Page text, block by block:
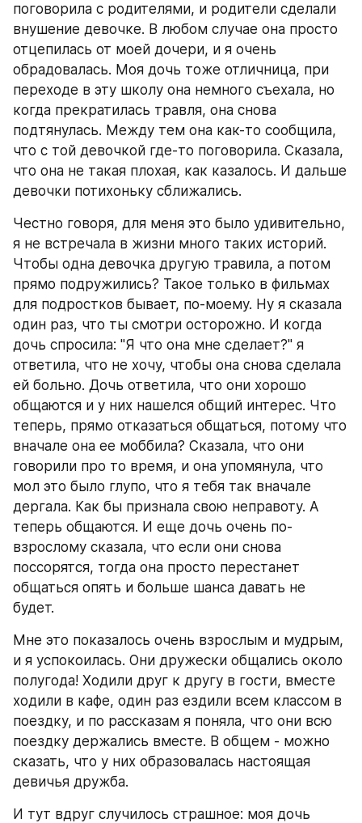
поговорила с родителями, и родители сделали
внушение девочке. В любом случае она просто
отцепилась от моей дочери, и я очень
обрадовалась. Моя дочь тоже отличница, при
переходе в эту школу она немного съехала, но
когда прекратилась травля, она снова
подтянулась. Между тем она как-то сообщила,
что с той девочкой где-то поговорила. Сказала,
что она не такая плохая, как казалось. И дальше
девочки потихоньку сближались.
Честно говоря, для меня это было удивительно,
я не встречала в жизни много таких историй.
Чтобы одна девочка другую травила, а потом
прямо подружились? Такое только в фильмах
для подростков бывает, по-моему. Ну я сказала
один раз, что ты смотри осторожно. И когда
дочь спросила: "Я что она мне сделает?" я
ответила, что не хочу, чтобы она снова сделала
ей больно. Дочь ответила, что они хорошо
общаются и у них нашелся общий интерес. Что
теперь, прямо отказаться общаться, потому что
вначале она ее моббила? Сказала, что они
говорили про то время, и она упомянула, что
мол это было глупо, что я тебя так вначале
дергала. Как бы признала свою неправоту. А
теперь общаются. И еще дочь очень по-
взрослому сказала, что если они снова
поссорятся, тогда она просто перестанет
общаться опять и больше шанса давать не
будет.
Мне это показалось очень взрослым и мудрым,
и я успокоилась. Они дружески общались около
полугода! Ходили друг к другу в гости, вместе
ходили в кафе, один раз ездили всем классом в
поездку, и по рассказам я поняла, что они всю
поездку держались вместе. В общем - можно
сказать, что у них образовалась настоящая
девичья дружба.
И тут вдруг случилось страшное: моя дочь